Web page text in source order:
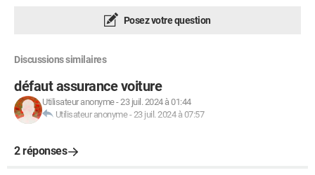
Posez votre question
Discussions similaires
défaut assurance voiture
Utilisateur anonyme-23 juil. 2024 à 01:44
Utilisateur anonyme-23 juil. 2024 à 07:57
2 réponses